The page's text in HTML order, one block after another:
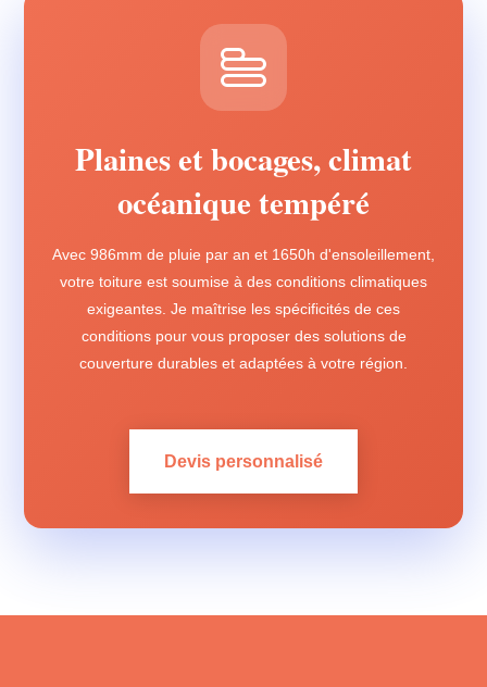
Plaines et bocages, climat
océanique tempéré
Avec 986mm de pluie par an et 1650h d'ensoleillement,
votre toiture est soumise à des conditions climatiques
exigeantes. Je maîtrise les spécificités de ces
conditions pour vous proposer des solutions de
couverture durables et adaptées à votre région.
Devis personnalisé